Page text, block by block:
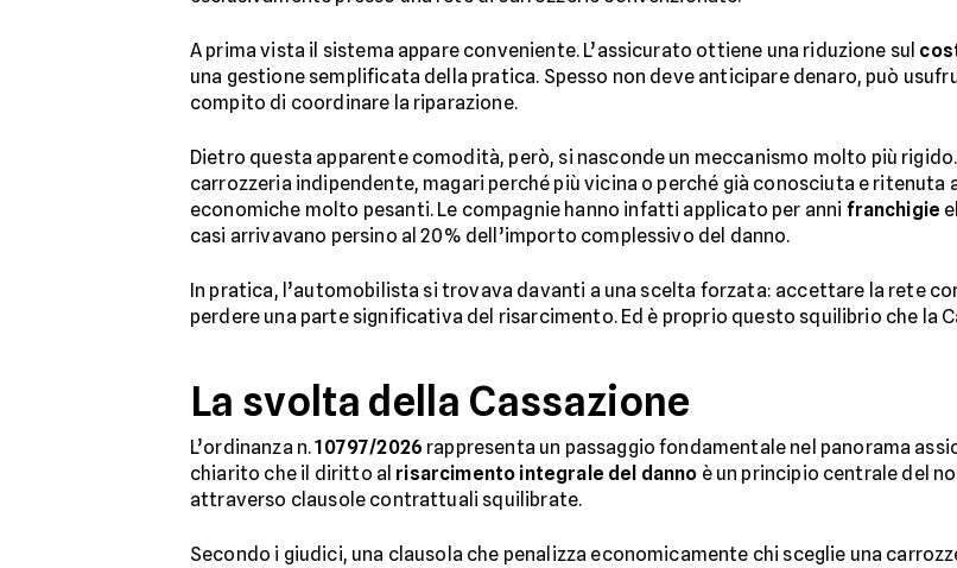
A prima vista il sistema appare conveniente. L’assicurato ottiene una riduzione sul
una gestione semplificata della pratica. Spesso non deve anticipare denaro, può
compito di coordinare la riparazione.
Dietro questa apparente comodità, però, si nasconde un meccanismo molto più
carrozzeria indipendente, magari perché più vicina o perché già conosciuta e
economiche molto pesanti. Le compagnie hanno infatti applicato per anni franchigie
casi arrivavano persino al 20% dell’importo complessivo del danno.
In pratica, l’automobilista si trovava davanti a una scelta forzata: accettare la rete
perdere una parte significativa del risarcimento. Ed è proprio questo squilibrio che la
La svolta della Cassazione
L’ordinanza n.10797/2026 rappresenta un passaggio fondamentale nel panorama
chiarito che il diritto al risarcimento integrale del danno è un principio centrale del
attraverso clausole contrattuali squilibrate.
Secondo i giudici, una clausola che penalizza economicamente chi sceglie una